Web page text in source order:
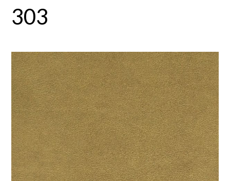
303